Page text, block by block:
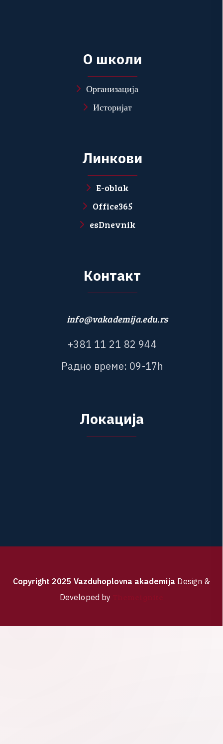
О школи
Организација
Историјат
Линкови
E-oblak
Office365
esDnevnik
Контакт
info@vakademija.edu.rs
+381 11 21 82 944
Радно време: 09-17h
Локација
Copyright 2025 Vazduhoplovna akademija Design &
Developed by